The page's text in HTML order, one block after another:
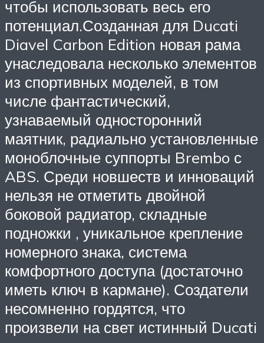
чтобы использовать весь его
потенциал.Созданная для Ducati
Diavel Carbon Edition новая рама
унаследовала несколько элементов
из спортивных моделей, в том
числе фантастический,
узнаваемый односторонний
маятник, радиально установленные
моноблочные суппорты Brembo с
ABS. Среди новшеств и инноваций
нельзя не отметить двойной
боковой радиатор, складные
подножки , уникальное крепление
номерного знака, система
комфортного доступа (достаточно
иметь ключ в кармане). Создатели
несомненно гордятся, что
произвели на свет истинный Ducati